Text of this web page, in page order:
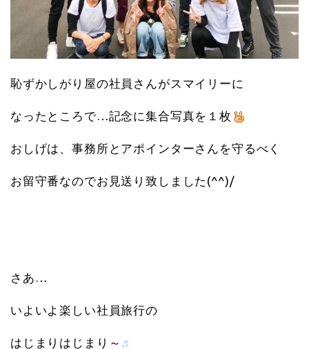
恥ずかしがり屋の社員さんがスマイリーに
なったところで…記念に集合写真を１枚
おしげは、事務所とアポインターさんを守るべく
お留守番なのでお見送り致しました(^^)/
さあ…
いよいよ楽しい社員旅行の
はじまりはじまり～ ♬